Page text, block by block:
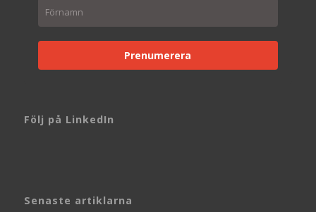
Prenumerera
Följ på LinkedIn
Senaste artiklarna